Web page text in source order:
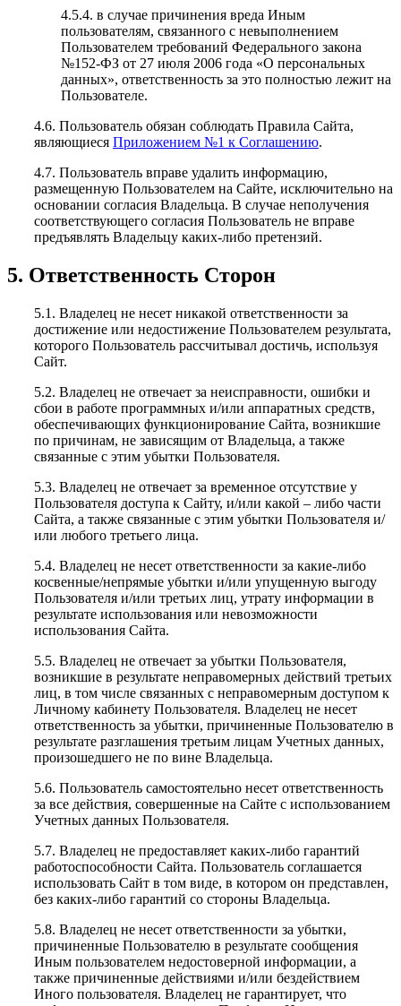
4.5.4. в случае причинения вреда Иным
пользователям, связанного с невыполнением
Пользователем требований Федерального закона
№152-ФЗ от 27 июля 2006 года «О персональных
данных», ответственность за это полностью лежит на
Пользователе.
4.6. Пользователь обязан соблюдать Правила Сайта,
являющиеся Приложением №1 к Соглашению.
4.7. Пользователь вправе удалить информацию,
размещенную Пользователем на Сайте, исключительно на
основании согласия Владельца. В случае неполучения
соответствующего согласия Пользователь не вправе
предъявлять Владельцу каких-либо претензий.
5. Ответственность Сторон
5.1. Владелец не несет никакой ответственности за
достижение или недостижение Пользователем результата,
которого Пользователь рассчитывал достичь, используя
Сайт.
5.2. Владелец не отвечает за неисправности, ошибки и
сбои в работе программных и/или аппаратных средств,
обеспечивающих функционирование Сайта, возникшие
по причинам, не зависящим от Владельца, а также
связанные с этим убытки Пользователя.
5.3. Владелец не отвечает за временное отсутствие у
Пользователя доступа к Сайту, и/или какой – либо части
Сайта, а также связанные с этим убытки Пользователя и/
или любого третьего лица.
5.4. Владелец не несет ответственности за какие-либо
косвенные/непрямые убытки и/или упущенную выгоду
Пользователя и/или третьих лиц, утрату информации в
результате использования или невозможности
использования Сайта.
5.5. Владелец не отвечает за убытки Пользователя,
возникшие в результате неправомерных действий третьих
лиц, в том числе связанных с неправомерным доступом к
Личному кабинету Пользователя. Владелец не несет
ответственность за убытки, причиненные Пользователю в
результате разглашения третьим лицам Учетных данных,
произошедшего не по вине Владельца.
5.6. Пользователь самостоятельно несет ответственность
за все действия, совершенные на Сайте с использованием
Учетных данных Пользователя.
5.7. Владелец не предоставляет каких-либо гарантий
работоспособности Сайта. Пользователь соглашается
использовать Сайт в том виде, в котором он представлен,
без каких-либо гарантий со стороны Владельца.
5.8. Владелец не несет ответственности за убытки,
причиненные Пользователю в результате сообщения
Иным пользователем недостоверной информации, а
также причиненные действиями и/или бездействием
Иного пользователя. Владелец не гарантирует, что